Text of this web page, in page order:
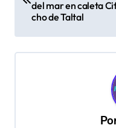
e
g
del mar en caleta
cho de Taltal